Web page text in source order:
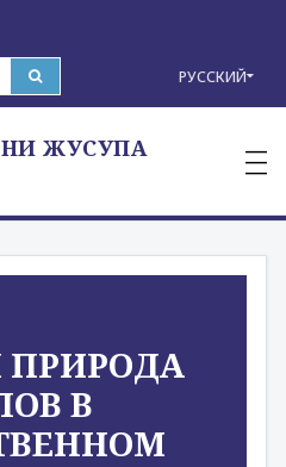
РУССКИЙ
ЖУСУПА
—
—
—
ПРИРОДА
В